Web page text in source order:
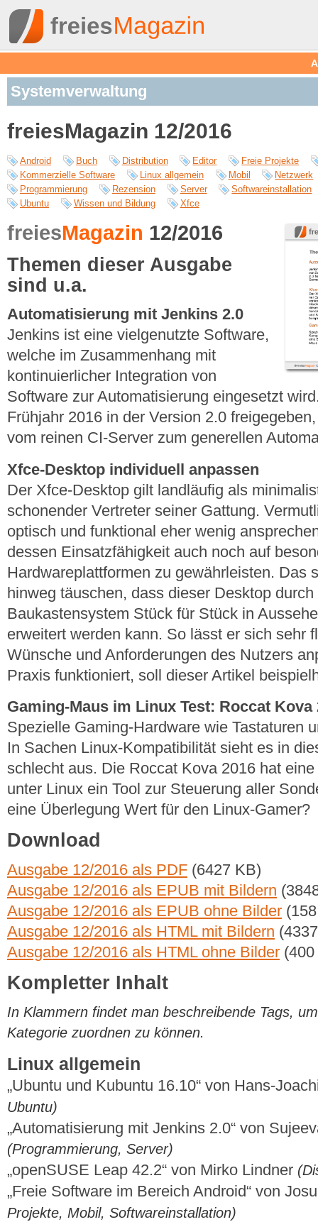
Systemverwaltung
freiesMagazin 12/2016
Android Buch Distribution Editor
Freie Projekte
Kommerzielle Software
Linux allgemein Mobil
Netzwerk
Programmierung
Rezension Server
Softwareinstallation
Ubuntu
Wissen und Bildung Xfce
freiesMagazin 12/2016
Themen dieser Ausgabe
sind u.a.
Automatisierung mit Jenkins 2.0
Jenkins ist eine vielgenutzte Software,
welche im Zusammenhang mit
kontinuierlicher Integration von
Software zur Automatisierung eingesetzt
Frühjahr 2016 in der Version 2.0
vom reinen CI-Server zum generellen
Xfce-Desktop individuell anpassen
Der Xfce-Desktop gilt landläufig als
schonender Vertreter seiner Gattung.
optisch und funktional eher wenig
dessen Einsatzfähigkeit auch noch auf
Hardwareplattformen zu gewährleisten. Das
hinweg täuschen, dass dieser Desktop
Baukastensystem Stück für Stück in
erweitert werden kann. So lässt er sich sehr
Wünsche und Anforderungen des Nutzers
Praxis funktioniert, soll dieser Artikel
Gaming-Maus im Linux Test: Roccat Kova
Spezielle Gaming-Hardware wie Tastaturen
In Sachen Linux-Kompatibilität sieht es in
schlecht aus. Die Roccat Kova 2016 hat
unter Linux ein Tool zur Steuerung aller
eine Überlegung Wert für den Linux-Gamer?
Download
Ausgabe 12/2016 als PDF (6427 KB)
Ausgabe 12/2016 als EPUB mit Bildern
Ausgabe 12/2016 als EPUB ohne Bilder
Ausgabe 12/2016 als HTML mit Bildern
Ausgabe 12/2016 als HTML ohne Bilder
Kompletter Inhalt
In Klammern findet man beschreibende Tags,
Kategorie zuordnen zu können.
Linux allgemein
„Ubuntu und Kubuntu 16.10“ von Hans-
Ubuntu)
„Automatisierung mit Jenkins 2.0“ von
(Programmierung, Server)
„openSUSE Leap 42.2“ von Mirko Lindner
„Freie Software im Bereich Android“ von
Projekte, Mobil, Softwareinstallation)